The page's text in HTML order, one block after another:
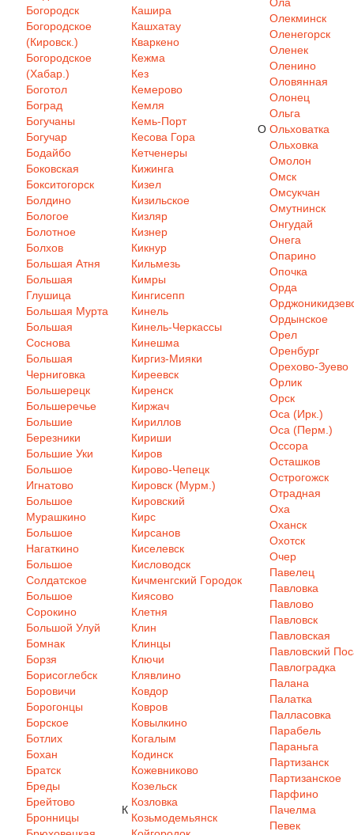
Богородск
Богородское
(Кировск.)
Богородское
(Хабар.)
Боготол
Боград
Богучаны
Богучар
Бодайбо
Боковская
Бокситогорск
Болдино
Бологое
Болотное
Болхов
Большая Атня
Большая
Глушица
Большая Мурта
Большая
Соснова
Большая
Черниговка
Большерецк
Большеречье
Большие
Березники
Большие Уки
Большое
Игнатово
Большое
Мурашкино
Большое
Нагаткино
Большое
Солдатское
Большое
Сорокино
Большой Улуй
Бомнак
Борзя
Борисоглебск
Боровичи
Борогонцы
Борское
Ботлих
Бохан
Братск
Бреды
Брейтово
Бронницы
К
Кашира
Кашхатау
Кваркено
Кежма
Кез
Кемерово
Кемля
Кемь-Порт
Кесова Гора
Кетченеры
Кижинга
Кизел
Кизильское
Кизляр
Кизнер
Кикнур
Кильмезь
Кимры
Кингисепп
Кинель
Кинель-Черкассы
Кинешма
Киргиз-Мияки
Киреевск
Киренск
Киржач
Кириллов
Кириши
Киров
Кирово-Чепецк
Кировск (Мурм.)
Кировский
Кирс
Кирсанов
Киселевск
Кисловодск
Кичменгский Городок
Киясово
Клетня
Клин
Клинцы
Ключи
Клявлино
Ковдор
Ковров
Ковылкино
Когалым
Кодинск
Кожевниково
Козельск
Козловка
Козьмодемьянск
О
Олекминск
Оленегорск
Оленек
Оленино
Оловянная
Олонец
Ольга
Ольховатка
Ольховка
Омолон
Омск
Омсукчан
Омутнинск
Онгудай
Онега
Опарино
Опочка
Орда
Ордынское
Орел
Оренбург
Орехово-Зуево
Орлик
Орск
Оса (Ирк.)
Оса (Перм.)
Оссора
Осташков
Острогожск
Отрадная
Оха
Оханск
Охотск
Очер
Павелец
Павловка
Павлово
Павловск
Павловская
Павловский
Павлоградка
Палана
Палатка
Палласовка
Парабель
Параньга
Партизанск
Партизанское
Парфино
Пачелма
Певек